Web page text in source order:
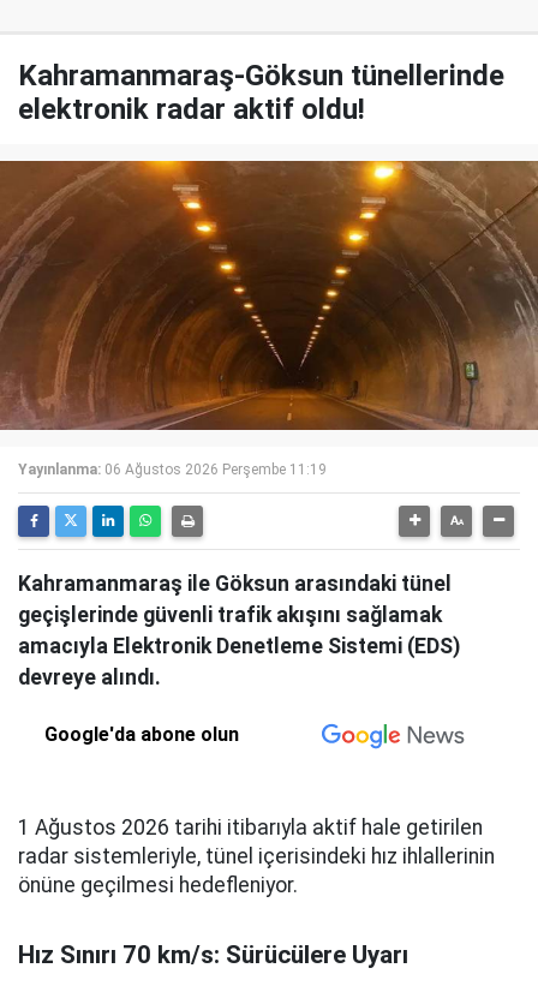
Kahramanmaraş-Göksun tünellerinde
elektronik radar aktif oldu!
Yayınlanma: 06 Ağustos 2026 Perşembe 11:19
Kahramanmaraş ile Göksun arasındaki tünel
geçişlerinde güvenli trafik akışını sağlamak
amacıyla Elektronik Denetleme Sistemi (EDS)
devreye alındı.
Google'da abone olun
1 Ağustos 2026 tarihi itibarıyla aktif hale getirilen
radar sistemleriyle, tünel içerisindeki hız ihlallerinin
önüne geçilmesi hedefleniyor.
Hız Sınırı 70 km/s: Sürücülere Uyarı